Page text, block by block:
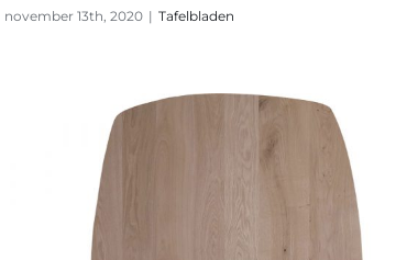
november 13th, 2020 | Tafelbladen